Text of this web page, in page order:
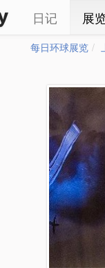
日记 展
每日环球展览